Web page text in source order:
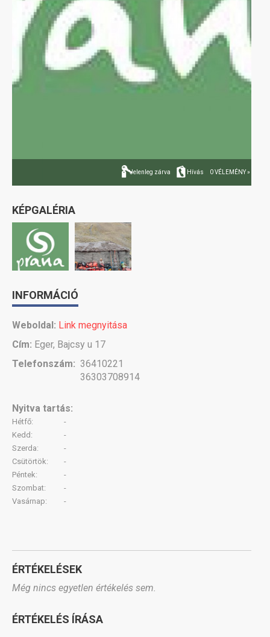
Jelenleg zárva Hívás 0 VÉLEMÉNY »
KÉPGALÉRIA
INFORMÁCIÓ
Weboldal: Link megnyitása
Cím: Eger, Bajcsy u 17
Telefonszám: 36410221
36303708914
Nyitva tartás:
Hétfő:
-
Kedd:
-
Szerda:
-
Csütörtök:
-
Péntek:
-
Szombat:
-
Vasárnap:
-
ÉRTÉKELÉSEK
Még nincs egyetlen értékelés sem.
ÉRTÉKELÉS ÍRÁSA